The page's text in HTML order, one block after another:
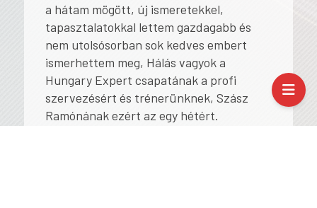
a hátam mögött, új ismeretekkel,
tapasztalatokkal lettem gazdagabb és
nem utolsósorban sok kedves embert
ismerhettem meg, Hálás vagyok a
Hungary Expert csapatának a profi
szervezésért és trénerünknek, Szász
Ramónának ezért az egy hétért.